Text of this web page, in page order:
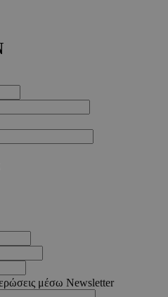
μέσω Newsletter
m.must.com.cy
YouTube
.youtube.com